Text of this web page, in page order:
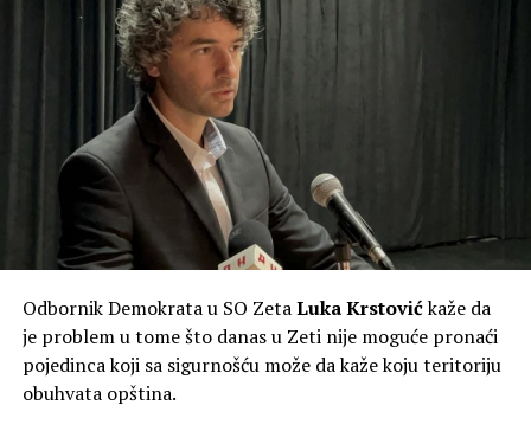
Odbornik Demokrata u SO ZetaLuka Krstovićkaže da
je problem u tome što danas u Zeti nije moguće pronaći
pojedinca koji sa sigurnošću može da kaže koju teritoriju
obuhvata opština.